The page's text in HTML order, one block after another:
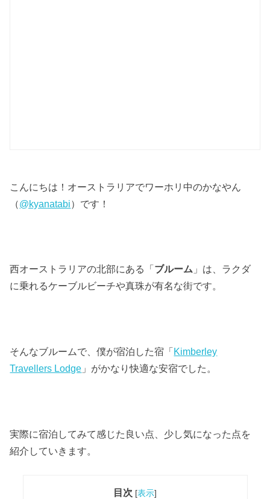
こんにちは！オーストラリアでワーホリ中のかなやん
（@kyanatabi）です！
西オーストラリアの北部にある「ブルーム 」は、ラクダ
に乗れるケーブルビーチや真珠が有名な街です。
そんなブルームで、僕が宿泊した宿「Kimberley
Travellers Lodge 」がかなり快適な安宿でした。
実際に宿泊してみて感じた良い点、少し気になった点を
紹介していきます。
目次 [表示]